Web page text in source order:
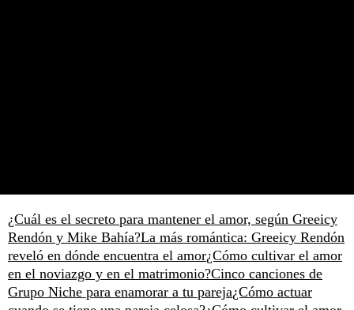
¿Cuál es el secreto para mantener el amor, según Greeicy
Rendón y Mike Bahía?La más romántica: Greeicy Rendón
reveló en dónde encuentra el amor¿Cómo cultivar el amor
en el noviazgo y en el matrimonio?Cinco canciones de
Grupo Niche para enamorar a tu pareja¿Cómo actuar